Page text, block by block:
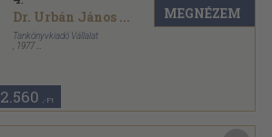
Dr. Urbán János ...
Tankönyvkiadó Vállalat
1977
2.560 ,-Ft
MEGNÉZEM